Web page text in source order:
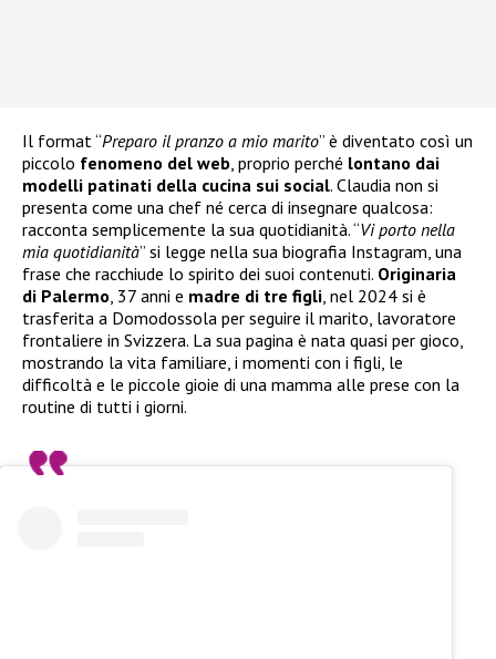
Il format “Preparo il pranzo a mio marito” è diventato così un
piccolo fenomeno del web , proprio perché lontano dai
modelli patinati della cucina sui social. Claudia non si
presenta come una chef né cerca di insegnare qualcosa:
racconta semplicemente la sua quotidianità. “Vi porto nella
mia quotidianità” si legge nella sua biografia Instagram, una
frase che racchiude lo spirito dei suoi contenuti. Originaria
di Palermo , 37 anni e madre di tre figli , nel 2024 si è
trasferita a Domodossola per seguire il marito, lavoratore
frontaliere in Svizzera. La sua pagina è nata quasi per gioco,
mostrando la vita familiare, i momenti con i figli, le
difficoltà e le piccole gioie di una mamma alle prese con la
routine di tutti i giorni.